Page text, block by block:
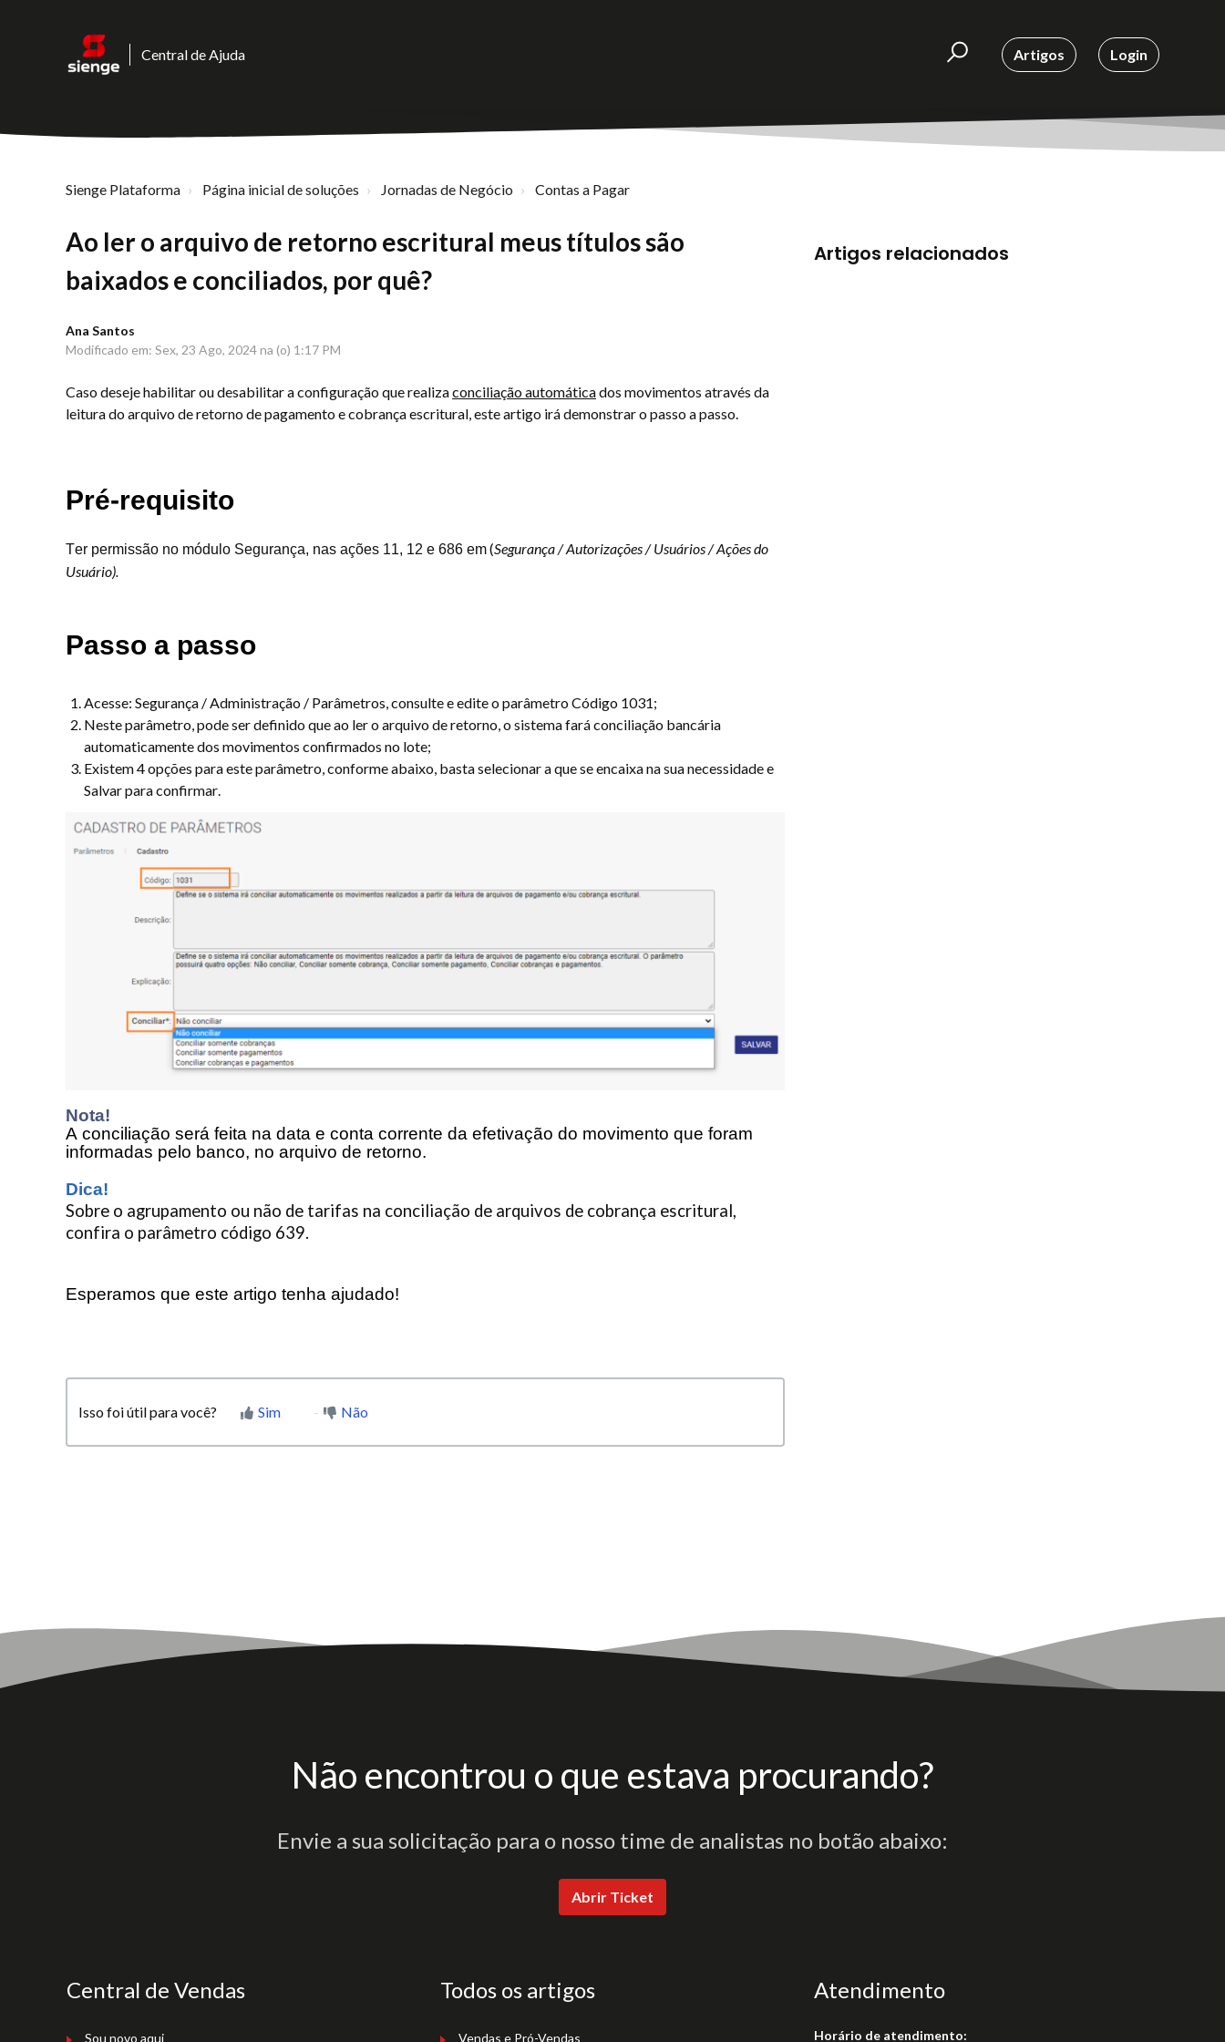
Central de Ajuda Artigos Login
Sienge Plataforma Página inicial de soluções Jornadas de Negócio Contas a Pagar
Ao ler o arquivo de retorno escritural meus títulos são
baixados e conciliados, por quê?
Ana Santos
Modificado em: Sex, 23 Ago, 2024 na (o) 1:17 PM
Caso deseje habilitar ou desabilitar a configuração que realizaconciliação automáticados movimentos através da
leitura do arquivo de retorno de pagamento e cobrança escritural, este artigo irá demonstrar o passo a passo.
Pré-requisito
Ter permissão no módulo Segurança, nas ações 11, 12 e 686 em(Segurança / Autorizações / Usuários / Ações do
Usuário).
Passo a passo
Acesse: Segurança / Administração / Parâmetros, consulte e edite o parâmetro Código 1031;
Neste parâmetro, pode ser definido que ao ler o arquivo de retorno, o sistema fará conciliação bancária
automaticamente dos movimentos confirmados no lote;
Existem 4 opções para este parâmetro, conforme abaixo, basta selecionar a que se encaixa na sua necessidade e
Salvar para confirmar.
Nota!
A conciliação será feita na data e conta corrente da efetivação do movimento que foram
informadas pelo banco, no arquivo de retorno.
Dica!
Sobre o agrupamento ou não de tarifas na conciliação de arquivos de cobrança escritural,
confira o parâmetro código 639.
Esperamos que este artigo tenha ajudado!
Isso foi útil para você? Sim Não
Artigos relacionados
Não encontrou o que estava procurando?
Envie a sua solicitação para o nosso time de analistas no botão abaixo:
Abrir Ticket
Central de Vendas
Sou novo aqui
Todos os artigos
Vendas e Pró-Vendas
Atendimento
Horário de atendimento: